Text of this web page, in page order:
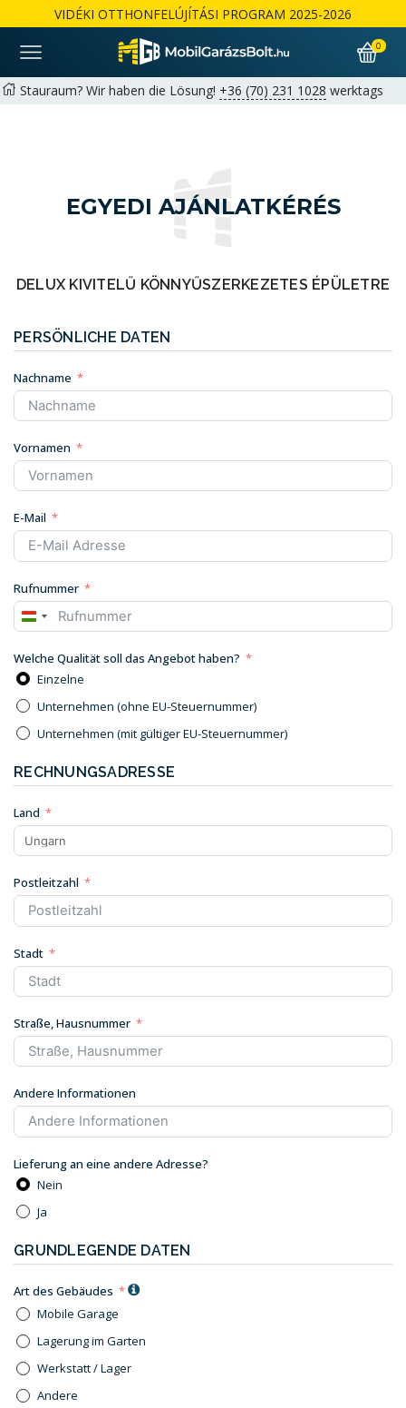
VIDÉKI OTTHONFELÚJÍTÁSI PROGRAM 2025-2026
0
Stauraum? Wir haben die Lösung! +36 (70) 231 1028 werktags
UnternehmenRészletek
EGYEDI AJÁNLATKÉRÉS
DELUX KIVITELŰ KÖNNYŰSZERKEZETES ÉPÜLETRE
PERSÖNLICHE DATEN
Nachname
Vornamen
E-Mail
Rufnummer
HUNGARY
+36
Welche Qualität soll das Angebot haben?
Einzelne
Unternehmen (ohne EU-Steuernummer)
Unternehmen (mit gültiger EU-Steuernummer)
RECHNUNGSADRESSE
Land
Postleitzahl
Stadt
Straße, Hausnummer
Andere Informationen
Lieferung an eine andere Adresse?
Nein
Ja
GRUNDLEGENDE DATEN
Art des Gebäudes
Mobile Garage
Lagerung im Garten
Werkstatt / Lager
Andere